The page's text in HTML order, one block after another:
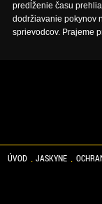
predĺženie času
dodržiavanie pokynov
sprievodcov. Prajeme
ÚVOD JASKYNE